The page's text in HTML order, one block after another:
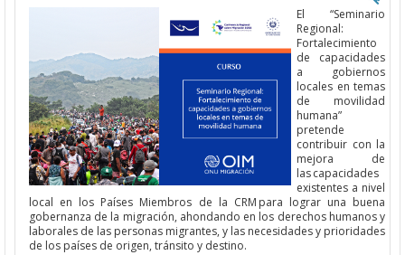
El “Seminario
Regional:
Fortalecimiento
de capacidades
a gobiernos
locales en temas
de movilidad
humana”
pretende
contribuir con la
mejora de
las capacidades
existentes a nivel
local en los Países Miembros de la CRM para lograr una buena
gobernanza de la migración, ahondando en los derechos humanos y
laborales de las personas migrantes, y las necesidades y prioridades
de los países de origen, tránsito y destino.